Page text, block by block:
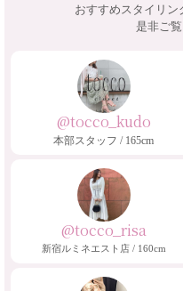
おすすめスタイリン
是非ご
@tocco_kudo
本部スタッフ / 165cm
@tocco_risa
新宿ルミネエスト店 / 160cm